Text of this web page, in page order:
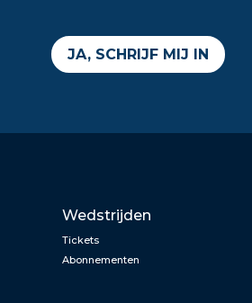
JA, SCHRIJF MIJ IN
Wedstrijden
Tickets
Abonnementen